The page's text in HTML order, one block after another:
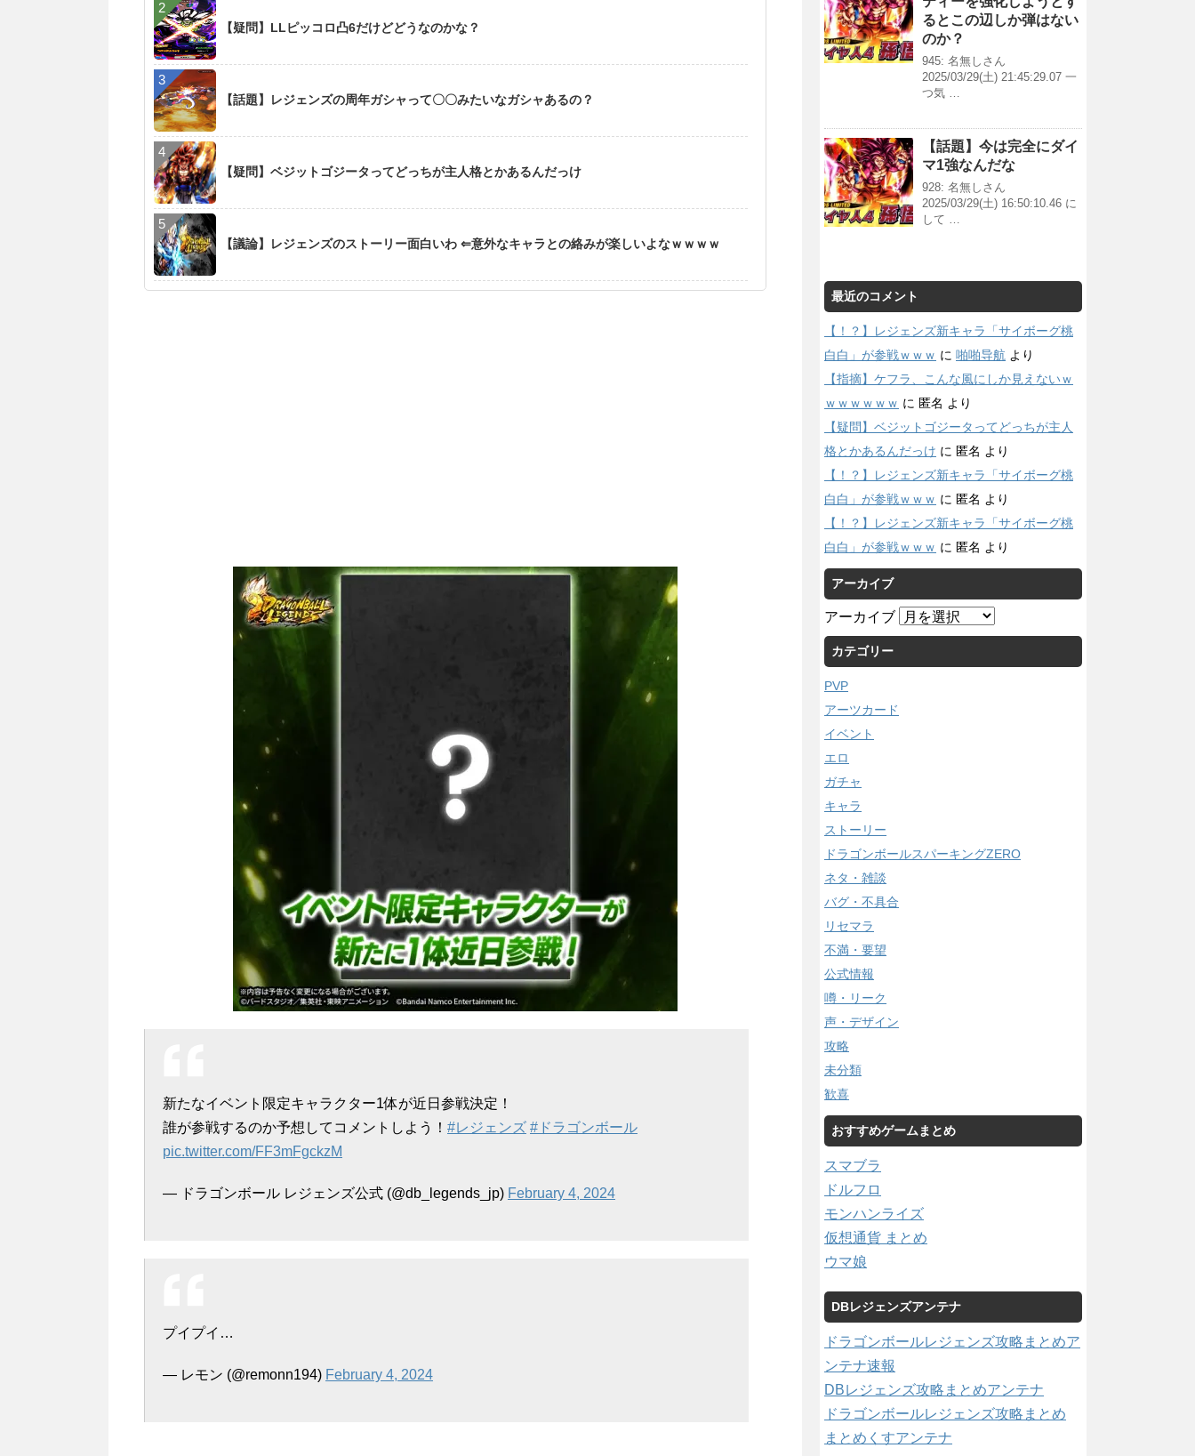
【疑問】LLピッコロ凸6だけどどうなのかな？
【話題】レジェンズの周年ガシャって〇〇みたいなガシャあるの？
【疑問】ベジットゴジータってどっちが主人格とかあるんだっけ
【議論】レジェンズのストーリー面白いわ ⇐意外なキャラとの絡みが楽しいよなｗｗｗｗ
新たなイベント限定キャラクター1体が近日参戦決定！
誰が参戦するのか予想してコメントしよう！ #レジェンズ #ドラゴンボール
pic.twitter.com/FF3mFgckzM
— ドラゴンボール レジェンズ公式 (@db_legends_jp) February 4, 2024
プイプイ…
— レモン (@remonn194) February 4, 2024
るとこの辺しか弾はない
のか？
945: 名無しさん
2025/03/29(土) 21:45:29.07 一
つ気 …
【話題】今は完全にダイ
マ1強なんだな
928: 名無しさん
2025/03/29(土) 16:50:10.46 に
して …
最近のコメント
【！？】レジェンズ新キャラ「サイボーグ桃
白白」が参戦ｗｗｗ に 啪啪导航 より
【指摘】ケフラ、こんな風にしか見えないｗ
ｗｗｗｗｗｗ に 匿名 より
【疑問】ベジットゴジータってどっちが主人
格とかあるんだっけ に 匿名 より
【！？】レジェンズ新キャラ「サイボーグ桃
白白」が参戦ｗｗｗ に 匿名 より
【！？】レジェンズ新キャラ「サイボーグ桃
白白」が参戦ｗｗｗ に 匿名 より
アーカイブ
アーカイブ
カテゴリー
PVP
アーツカード
イベント
エロ
ガチャ
キャラ
ストーリー
ドラゴンボールスパーキングZERO
ネタ・雑談
バグ・不具合
リセマラ
不満・要望
公式情報
噂・リーク
声・デザイン
攻略
未分類
歓喜
おすすめゲームまとめ
スマブラ
ドルフロ
モンハンライズ
仮想通貨 まとめ
ウマ娘
DBレジェンズアンテナ
ドラゴンボールレジェンズ攻略まとめア
ンテナ速報
DBレジェンズ攻略まとめアンテナ
ドラゴンボールレジェンズ攻略まとめ
まとめくすアンテナ